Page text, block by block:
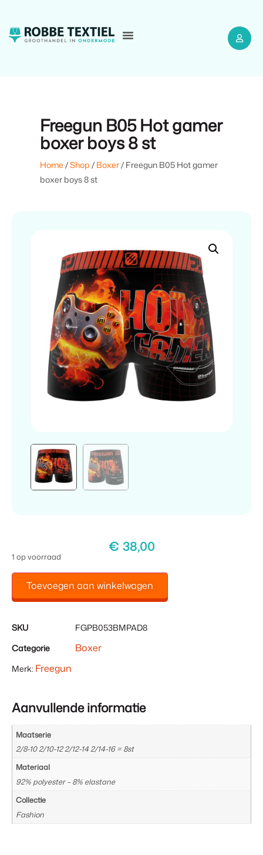
Freegun B05 Hot gamer
boxer boys 8 st
Home /Shop / Boxer/ Freegun B05 Hot gamer
boxer boys 8 st
€ 38,00
1 op voorraad
Toevoegen aan winkelwagen
SKU
FGPB053BMPAD8
Categorie
Boxer
Merk: Freegun
Aanvullende informatie
Maatserie
2/8-10 2/10-12 2/12-14 2/14-16 = 8st
Materiaal
92% polyester – 8% elastane
Collectie
Fashion